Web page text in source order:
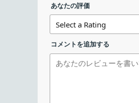
メイン機能
機能詳細
基本的な使い方
あなたの評価
コメントを追加する